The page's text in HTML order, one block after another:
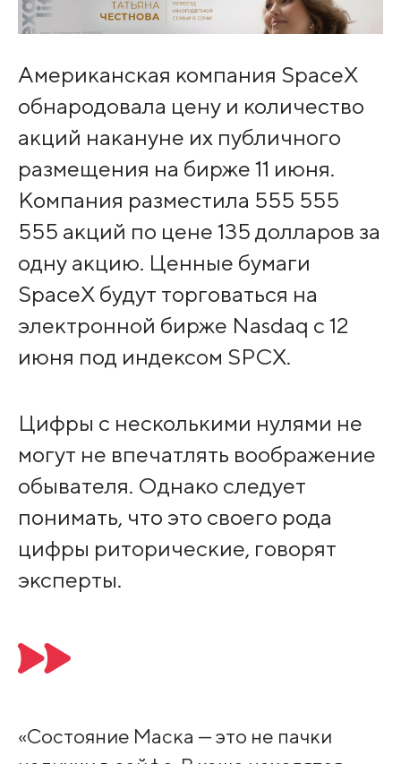
Американская компания SpaceX
обнародовала цену и количество
акций накануне их публичного
размещения на бирже 11 июня.
Компания разместила 555 555
555 акций по цене 135 долларов за
одну акцию. Ценные бумаги
SpaceX будут торговаться на
электронной бирже Nasdaq с 12
июня под индексом SPCX.
Цифры с несколькими нулями не
могут не впечатлять воображение
обывателя. Однако следует
понимать, что это своего рода
цифры риторические, говорят
эксперты.
«Состояние Маска — это не пачки